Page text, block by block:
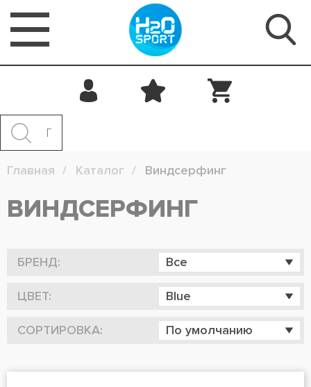
Главная Каталог Виндсерфинг
ВИНДСЕРФИНГ
БРЕНД: Все
ЦВЕТ: Blue
СОРТИРОВКА: По умолчанию